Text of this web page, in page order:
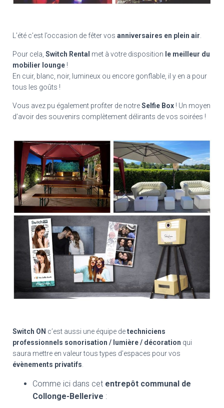
L’été c’est l’occasion de fêter vos anniversaires en plein air
Pour cela, Switch Rental met à votre disposition le meilleur du
mobilier lounge !
En cuir, blanc, noir, lumineux ou encore gonflable, il y en a pour
tous les goûts !
Vous avez pu également profiter de notreSelfie Box ! Un moyen
d’avoir des souvenirs complètement délirants de vos soirées !
Switch ON c’est aussi une équipe detechniciens
professionnels sonorisation / lumière / décoration qui
saura mettre en valeur tous types d’espaces pour vos
évènements privatifs.
Comme ici dans cet entrepôt communal de
Collonge-Bellerive :